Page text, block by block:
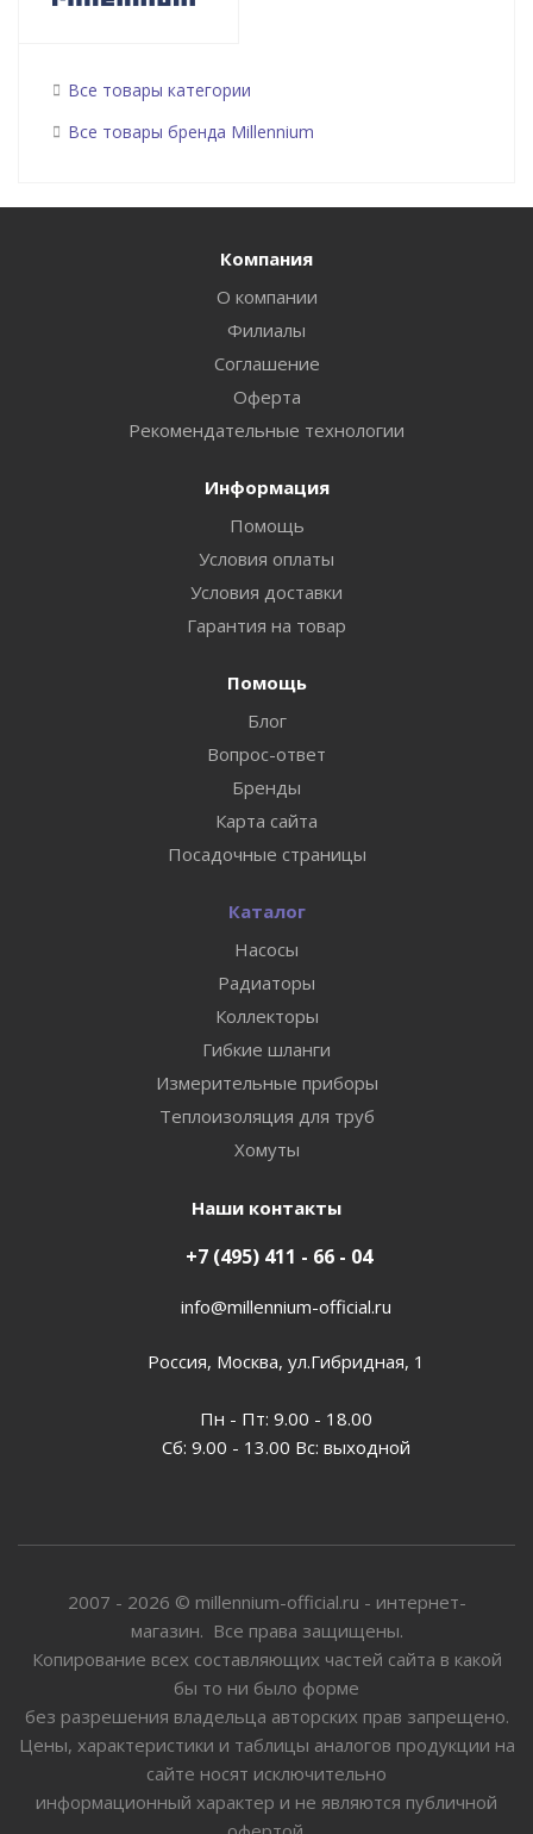
Все товары категории
Все товары бренда Millennium
Компания
О компании
Филиалы
Соглашение
Оферта
Рекомендательные технологии
Информация
Помощь
Условия оплаты
Условия доставки
Гарантия на товар
Помощь
Блог
Вопрос-ответ
Бренды
Карта сайта
Посадочные страницы
Каталог
Насосы
Радиаторы
Коллекторы
Гибкие шланги
Измерительные приборы
Теплоизоляция для труб
Хомуты
Наши контакты
+7 (495) 411 - 66 - 04
info@millennium-official.ru
Россия, Москва, ул.Гибридная, 1
Пн - Пт: 9.00 - 18.00
Сб: 9.00 - 13.00 Вс: выходной
2007 - 2026 © millennium-official.ru - интернет-
магазин. Все права защищены.
Копирование всех составляющих частей сайта в какой
бы то ни было форме
без разрешения владельца авторских прав запрещено.
Цены, характеристики и таблицы аналогов продукции на
сайте носят исключительно
информационный характер и не являются публичной